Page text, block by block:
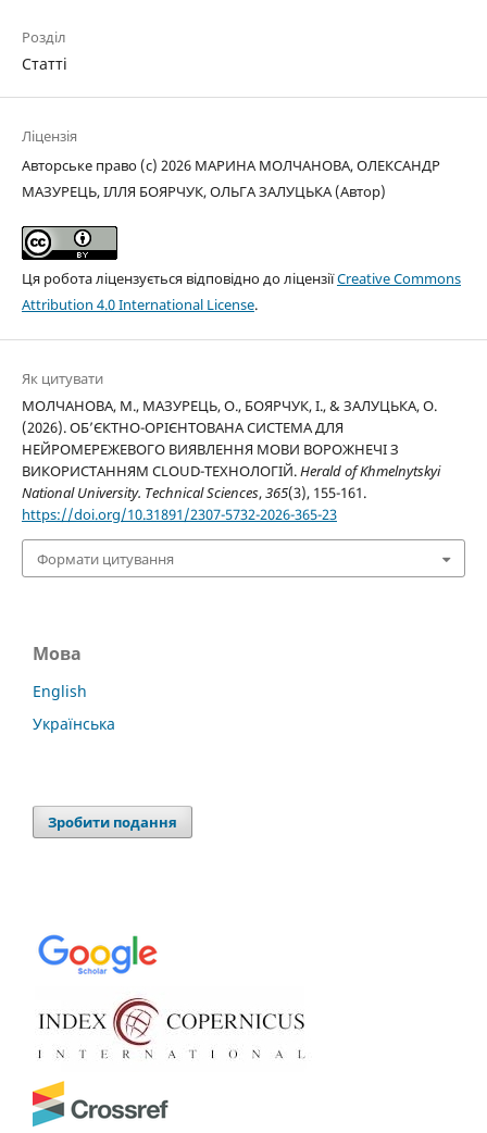
Розділ
Статті
Ліцензія
Авторське право (c) 2026 МАРИНА МОЛЧАНОВА, ОЛЕКСАНДР
МАЗУРЕЦЬ, ІЛЛЯ БОЯРЧУК, ОЛЬГА ЗАЛУЦЬКА (Автор)
Ця робота ліцензується відповідно до ліцензіїCreative Commons
Attribution 4.0 International License.
Як цитувати
МОЛЧАНОВА, М., МАЗУРЕЦЬ, О., БОЯРЧУК, І., & ЗАЛУЦЬКА, О.
(2026). ОБ’ЄКТНО-ОРІЄНТОВАНА СИСТЕМА ДЛЯ
НЕЙРОМЕРЕЖЕВОГО ВИЯВЛЕННЯ МОВИ ВОРОЖНЕЧІ З
ВИКОРИСТАННЯМ CLOUD-ТЕХНОЛОГІЙ.Herald of Khmelnytskyi
National University. Technical Sciences,365(3), 155-161.
https://doi.org/10.31891/2307-5732-2026-365-23
Формати цитування
Мова
English
Українська
Зробити подання